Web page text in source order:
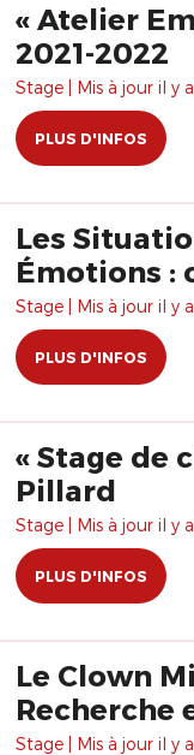
« Atelier
2021-2022
Stage | Mis à jour il y
PLUS D'INFOS
Les
Émotions :
Stage | Mis à jour il y
PLUS D'INFOS
« Stage de
Pillard
Stage | Mis à jour il y
PLUS D'INFOS
Le Clown
Recherche
Stage | Mis à jour il y